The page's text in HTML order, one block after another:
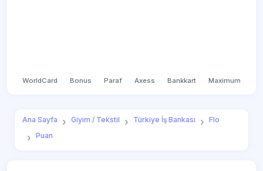
WorldCard Bonus Paraf Axess Bankkart Maximum
Ana Sayfa Giyim / Tekstil Türkiye İş Bankası
Flo
Puan